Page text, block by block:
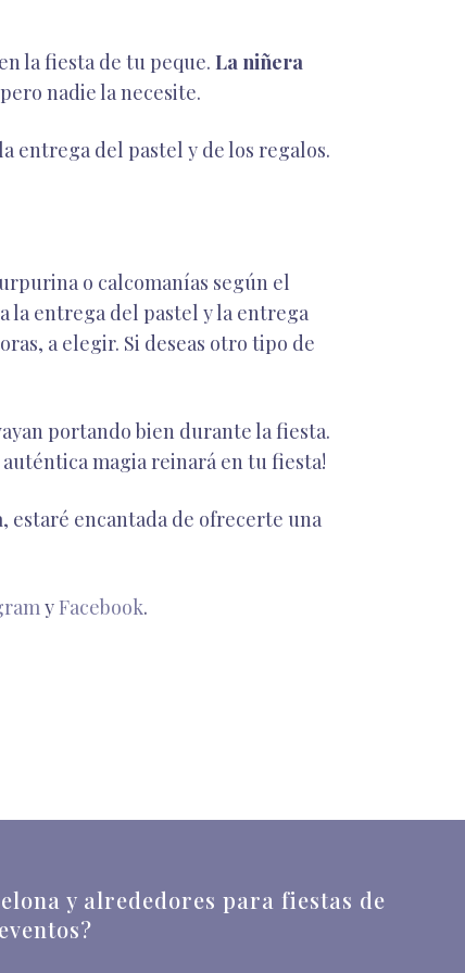
la fiesta de tu peque. La niñera
nadie la necesite.
entrega del pastel y de los regalos.
o calcomanías según el
la entrega del pastel y la entrega
a elegir. Si deseas otro tipo de
portando bien durante la fiesta.
magia reinará en tu fiesta!
, estaré encantada de ofrecerte una
yFacebook.
y alrededores para fiestas de